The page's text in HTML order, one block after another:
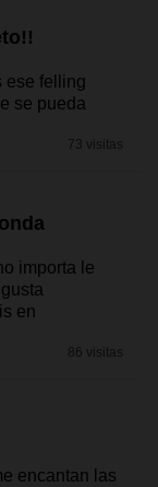
ese felling
se pueda
73 visitas
importa le
en
86 visitas
encantan las